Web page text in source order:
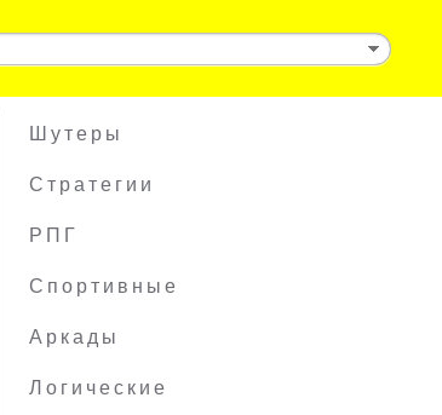
Шутеры
Стратегии
РПГ
Спортивные
Аркады
Логические